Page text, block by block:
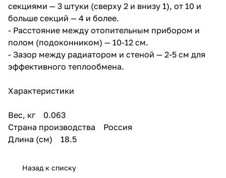
секциями — 3 штуки (сверху 2 и внизу 1), от 10 и
больше секций — 4 и более.
- Расстояние между отопительным прибором и
полом (подоконником) — 10-12 см.
- Зазор между радиатором и стеной — 2-5 см для
эффективного теплообмена.
Характеристики
Вес, кг 0.063
Страна производства Россия
Длина (см) 18.5
Назад к списку